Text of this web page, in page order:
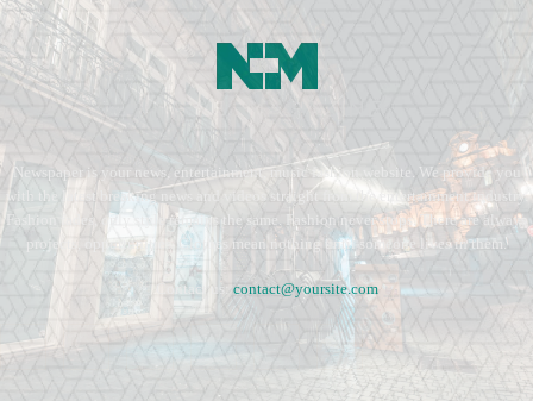
Newspaper is your news, entertainment, music fashion website. We provide you
with the latest breaking news and videos straight from the entertainment industry.
Fashion fades, only style remains the same. Fashion never stops. There are always
projects, opportunities. Clothes mean nothing until someone lives in them.
Contact us: contact@yoursite.com